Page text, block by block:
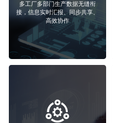
多工厂多部门生产数据无缝衔
接，信息实时汇报、同步共享、
高效协作